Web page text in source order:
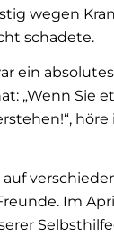
wegen
schadete.
ein
„Wenn Sie
Im